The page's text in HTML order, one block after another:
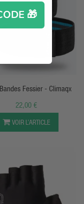
APERÇU RAPIDE
Fessier - Climaqx
22,00 €
VOIR L’ARTICLE
🎁